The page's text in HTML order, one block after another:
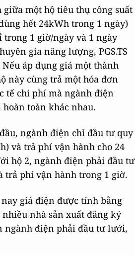
một hộ tiêu thụ công suất
hết 24kWh trong 1 ngày)
1 giờ/ngày và 1 ngày
gia năng lượng, PGS.TS
áp dụng giá một thành
này cùng trả một hóa đơn
tế chi phí mà ngành điện
toàn khác nhau.
ngành điện chỉ đầu tư quy
và trả phí vận hành cho 24
hộ 2, ngành điện phải đầu tư
trả phí vận hành trong 1 giờ.
nay giá điện được tính bằng
nhà sản xuất đăng ký
ngành điện phải đầu tư lưới,